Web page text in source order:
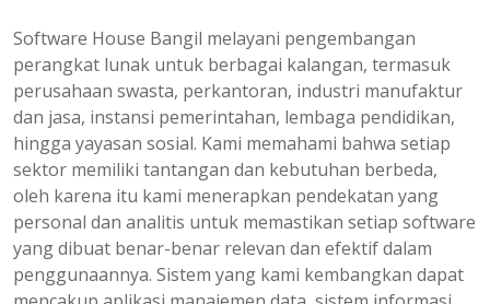
Software House Bangil melayani pengembangan
perangkat lunak untuk berbagai kalangan, termasuk
perusahaan swasta, perkantoran, industri manufaktur
dan jasa, instansi pemerintahan, lembaga pendidikan,
hingga yayasan sosial. Kami memahami bahwa setiap
sektor memiliki tantangan dan kebutuhan berbeda,
oleh karena itu kami menerapkan pendekatan yang
personal dan analitis untuk memastikan setiap software
yang dibuat benar-benar relevan dan efektif dalam
penggunaannya. Sistem yang kami kembangkan dapat